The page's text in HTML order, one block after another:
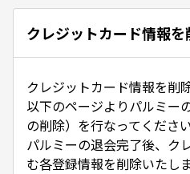
クレジットカード情報
クレジットカード情報を削
以下のページよりパルミー
の削除）を行なってください
パルミーの退会完了後、ク
む各登録情報を削除いたしま